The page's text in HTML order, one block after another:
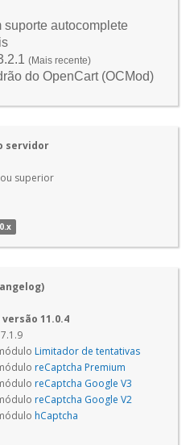
suporte autocomplete
(Mais recente)
do OpenCart (OCMod)
servidor
superior
11.0.4
Limitador de tentativas
reCaptcha Premium
reCaptcha Google V3
reCaptcha Google V2
hCaptcha